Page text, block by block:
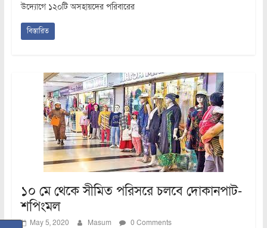
উদ্যোগে ১২০টি অসহায়দের পরিবারের
বিস্তারিত
১০ মে থেকে সীমিত পরিসরে চলবে দোকানপাট-
শপিংমল
May 5, 2020 Masum 0 Comments